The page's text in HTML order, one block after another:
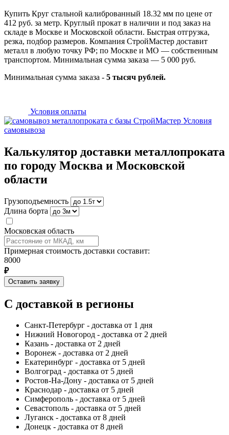
Купить Круг стальной калиброванный 18.32 мм по цене от
412 руб. за метр. Круглый прокат в наличии и под заказ на
складе в Москве и Московской области. Быстрая отгрузка,
резка, подбор размеров. Компания СтройМастер доставит
металл в любую точку РФ; по Москве и МО — собственным
транспортом. Минимальная сумма заказа — 5 000 руб.
Минимальная сумма заказа - 5 тысяч рублей.
Условия оплаты
Условия
самовывоза
Калькулятор доставки металлопроката
по городу Москва и Московской
области
Грузоподъемность
Длина борта
Московская область
Примерная стоимость доставки составит:
8000
₽
Оставить заявку
С доставкой в регионы
Санкт-Петербург - доставка от 1 дня
Нижний Новогород - доставка от 2 дней
Казань - доставка от 2 дней
Воронеж - доставка от 2 дней
Екатеринбург - доставка от 5 дней
Волгоград - доставка от 5 дней
Ростов-На-Дону - доставка от 5 дней
Краснодар - доставка от 5 дней
Симферополь - доставка от 5 дней
Севастополь - доставка от 5 дней
Луганск - доставка от 8 дней
Донецк - доставка от 8 дней